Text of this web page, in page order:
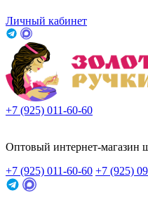
Личный кабинет
+7 (925) 011-60-60
Оптовый интернет-магазин
+7 (925) 011-60-60 +7 (925)